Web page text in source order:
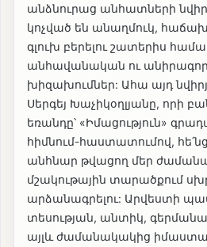
անձնուրաց անհատների
կոչված են անաղմուկ, հաճախ
գլուխ բերելու շատերիս
անհավանական ու
խիզախումներ: Ահա այդ
Սերգեյ Խաչիկօղլյանը, որի
եռանդը՝ «Իմացություն»
հիմնում-հաստատումով,
անհնար թվացող մեր
մշակութային տարածքում
արձանագրելու: Արվեստի
տեսության, անտիկ,
այլև ժամանակակից